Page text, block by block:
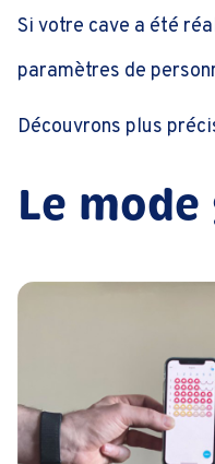
Si votre cave a été
paramètres de
Découvrons plus
Le